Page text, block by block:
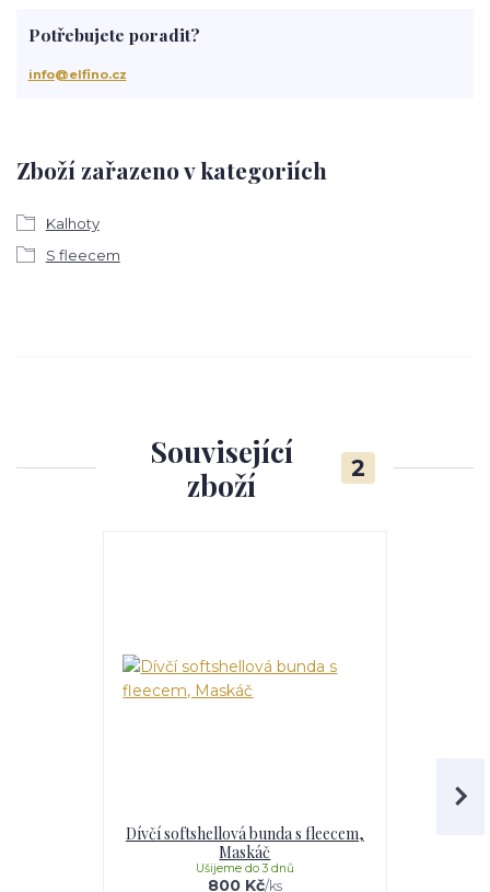
Zboží zařazeno v kategoriích
Kalhoty
S fleecem
Potřebujete poradit?
info@elfino.cz
Související
zboží
2
Dívčí softshellová bunda s fleecem,
Maskáč
800 Kč/ks
Ušijeme do 3 dnů